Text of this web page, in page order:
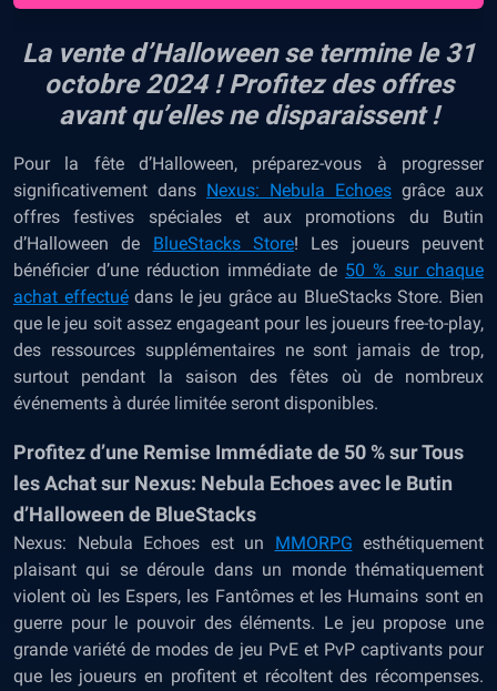
La vente d’Halloween se termine le 31
octobre 2024 ! Profitez des offres
avant qu’elles ne disparaissent !
Pour la fête d’Halloween, préparez-vous à progresser
significativement dans Nexus: Nebula Echoes grâce aux
offres festives spéciales et aux promotions du Butin
d’Halloween de BlueStacks Store! Les joueurs peuvent
bénéficier d’une réduction immédiate de 50 % sur chaque
achat effectuédans le jeu grâce au BlueStacks Store. Bien
que le jeu soit assez engageant pour les joueurs free-to-play,
des ressources supplémentaires ne sont jamais de trop,
surtout pendant la saison des fêtes où de nombreux
événements à durée limitée seront disponibles.
Profitez d’une Remise Immédiate de 50 % sur Tous
les Achat sur Nexus: Nebula Echoes avec le Butin
d’Halloween de BlueStacks
Nexus: Nebula Echoes est un MMORPG esthétiquement
plaisant qui se déroule dans un monde thématiquement
violent où les Espers, les Fantômes et les Humains sont en
guerre pour le pouvoir des éléments. Le jeu propose une
grande variété de modes de jeu PvE et PvPcaptivants pour
que les joueurs en profitent et récoltent des récompenses.